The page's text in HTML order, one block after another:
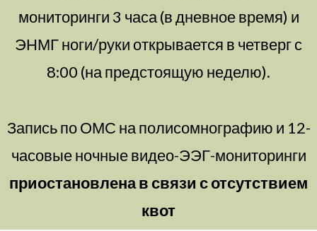
мониторинги 3 часа (в дневное время) и
ЭНМГ ноги/руки открывается в четверг с
8:00 (на предстоящую неделю).
Запись по ОМС на полисомнографию и 12-
часовые ночные видео-ЭЭГ-мониторинги
приостановлена в связи с отсутствием
квот